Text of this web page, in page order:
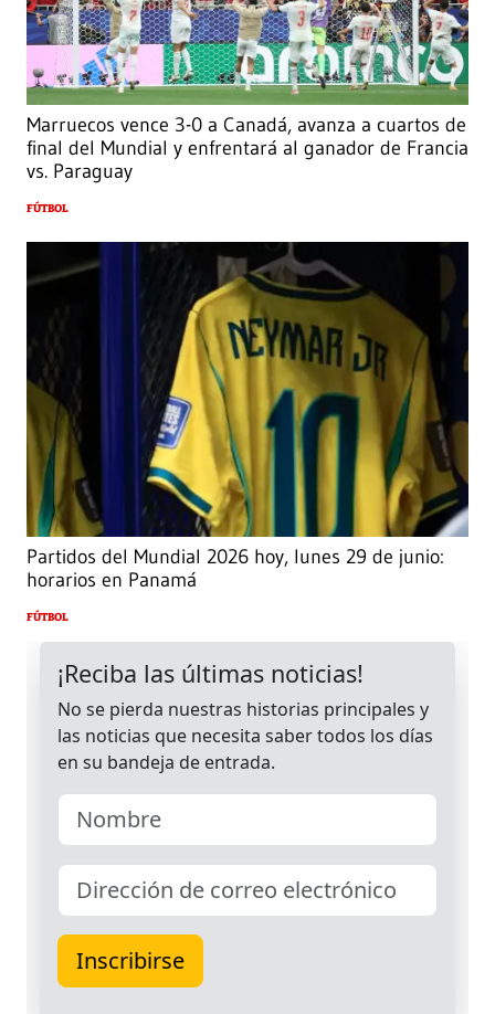
Marruecos vence 3-0 a Canadá, avanza a cuartos de
final del Mundial y enfrentará al ganador de Francia
vs. Paraguay
FÚTBOL
Partidos del Mundial 2026 hoy, lunes 29 de junio:
horarios en Panamá
FÚTBOL